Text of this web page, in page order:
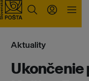
Prejsť na obsah
Aktuality
Ukončenie